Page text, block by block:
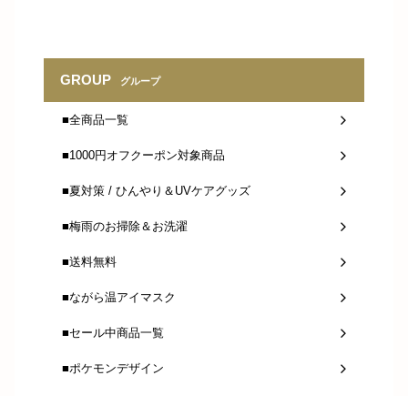
GROUP グループ
■全商品一覧
■1000円オフクーポン対象商品
■夏対策 / ひんやり＆UVケアグッズ
■梅雨のお掃除＆お洗濯
■送料無料
■ながら温アイマスク
■セール中商品一覧
■ポケモンデザイン